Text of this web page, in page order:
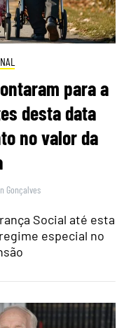
para a
desta data
no valor da
Gonçalves
Social até esta
especial no